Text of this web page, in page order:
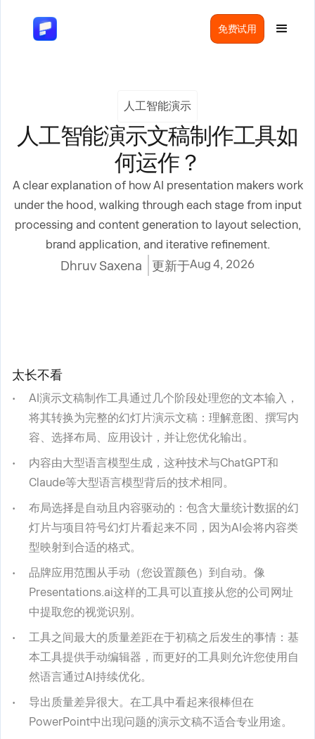
免费试用
人工智能演示
人工智能演示文稿制作工具如
何运作？
A clear explanation of how AI presentation makers work
under the hood, walking through each stage from input
processing and content generation to layout selection,
brand application, and iterative refinement.
Dhruv Saxena 更新于Aug 4, 2026
太长不看
AI演示文稿制作工具通过几个阶段处理您的文本输入，
将其转换为完整的幻灯片演示文稿：理解意图、撰写内
容、选择布局、应用设计，并让您优化输出。
内容由大型语言模型生成，这种技术与ChatGPT和
Claude等大型语言模型背后的技术相同。
布局选择是自动且内容驱动的：包含大量统计数据的幻
灯片与项目符号幻灯片看起来不同，因为AI会将内容类
型映射到合适的格式。
品牌应用范围从手动（您设置颜色）到自动。像
Presentations.ai这样的工具可以直接从您的公司网址
中提取您的视觉识别。
工具之间最大的质量差距在于初稿之后发生的事情：基
本工具提供手动编辑器，而更好的工具则允许您使用自
然语言通过AI持续优化。
导出质量差异很大。在工具中看起来很棒但在
PowerPoint中出现问题的演示文稿不适合专业用途。